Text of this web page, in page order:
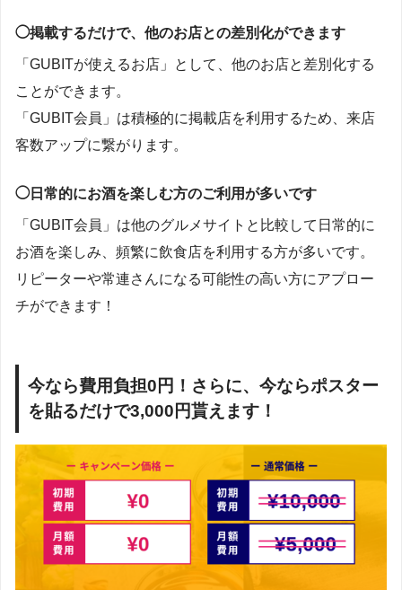
◯掲載するだけで、他のお店との差別化ができます
「GUBITが使えるお店」として、他のお店と差別化する
ことができます。
「GUBIT会員」は積極的に掲載店を利用するため、来店
客数アップに繋がります。
◯日常的にお酒を楽しむ方のご利用が多いです
「GUBIT会員」は他のグルメサイトと比較して日常的に
お酒を楽しみ、頻繁に飲食店を利用する方が多いです。
リピーターや常連さんになる可能性の高い方にアプロー
チができます！
今なら費用負担0円！さらに、今ならポスター
を貼るだけで3,000円貰えます！